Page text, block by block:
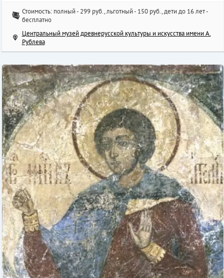
Стоимость: полный - 299 руб., льготный - 150 руб., дети до 16 лет -
бесплатно
Центральный музей древнерусской культуры и искусства имени А.
Рублева